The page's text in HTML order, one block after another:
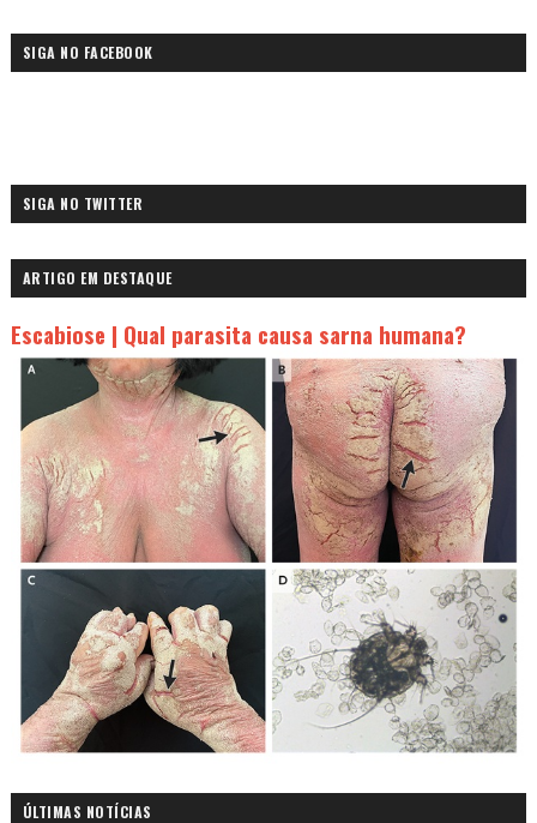
SIGA NO FACEBOOK
SIGA NO TWITTER
ARTIGO EM DESTAQUE
Escabiose | Qual parasita causa sarna humana?
ÚLTIMAS NOTÍCIAS